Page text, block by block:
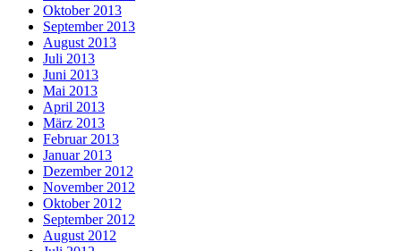
Oktober 2013
September 2013
August 2013
Juli 2013
Juni 2013
Mai 2013
April 2013
März 2013
Februar 2013
Januar 2013
Dezember 2012
November 2012
Oktober 2012
September 2012
August 2012